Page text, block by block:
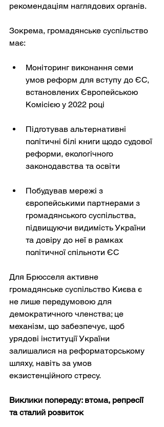
рекомендаціям наглядових органів.
Зокрема, громадянське суспільство
має:
Моніторинг виконання семи
умов реформ для вступу до ЄС,
встановлених Європейською
Комісією у 2022 році
Підготував альтернативні
політичні білі книги щодо судової
реформи, екологічного
законодавства та освіти
Побудував мережі з
європейськими партнерами з
громадянського суспільства,
підвищуючи видимість України
та довіру до неї в рамках
політичної спільноти ЄС
Для Брюсселя активне
громадянське суспільство Києва є
не лише передумовою для
демократичного членства; це
механізм, що забезпечує, щоб
урядові інституції України
залишалися на реформаторському
шляху, навіть за умов
екзистенційного стресу.
Виклики попереду: втома, репресії
та сталий розвиток